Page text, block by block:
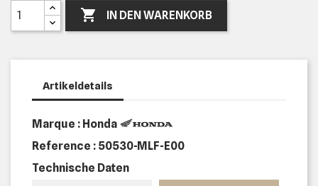
 IN DEN WARENKORB
Artikeldetails
Marque : Honda
Reference : 50530-MLF-E00
Technische Daten